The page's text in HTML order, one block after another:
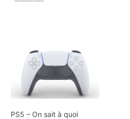
PS5 – On sait à quoi